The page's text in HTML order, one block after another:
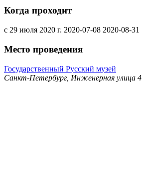
Когда проходит
с 29 июля 2020 г. 2020-07-08 2020-08-31
Место проведения
Государственный Русский музей
Санкт-Петербург, Инженерная улица 4